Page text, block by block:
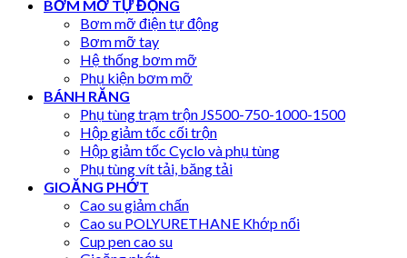
BƠM MỠ TỰ ĐỘNG
Bơm mỡ điện tự động
Bơm mỡ tay
Hệ thống bơm mỡ
Phụ kiện bơm mỡ
BÁNH RĂNG
Phụ tùng trạm trộn JS500-750-1000-1500
Hộp giảm tốc cối trộn
Hộp giảm tốc Cyclo và phụ tùng
Phụ tùng vít tải, băng tải
GIOĂNG PHỚT
Cao su giảm chấn
Cao su POLYURETHANE Khớp nối
Cup pen cao su